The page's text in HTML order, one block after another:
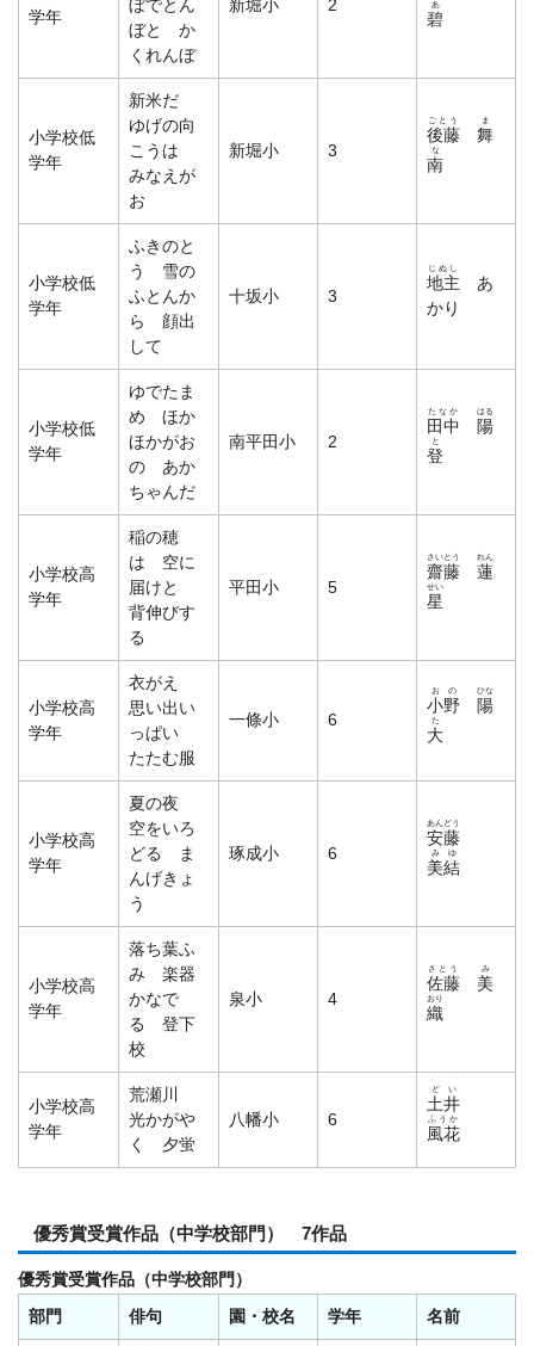
学年
ぼでとん
ぼと か
くれんぼ
新堀小 2
碧
あ
小学校低
学年
新米だ
ゆげの向
こうは
みなえが
お
新堀小 3
後藤
ごとう
舞
ま
南
な
小学校低
学年
ふきのと
う 雪の
ふとんか
ら 顔出
して
十坂小 3
地主
じぬし
あ
かり
小学校低
学年
ゆでたま
め ほか
ほかがお
の あか
ちゃんだ
南平田小 2
田中
たなか
陽
はる
登
と
小学校高
学年
稲の穂
は 空に
届けと
背伸びす
る
平田小 5
齋藤
さいとう
蓮
れん
星
せい
小学校高
学年
衣がえ
思い出い
っぱい
たたむ服
一條小 6
小野
おの
陽
ひな
大
た
小学校高
学年
夏の夜
空をいろ
どる ま
んげきょ
う
琢成小 6
安藤
あんどう
美結
みゆ
小学校高
学年
落ち葉ふ
み 楽器
かなで
る 登下
校
泉小 4
佐藤
さとう
美
み
織
おり
小学校高
学年
荒瀬川
光かがや
く 夕蛍
八幡小 6
土井
どい
風花
ふうか
優秀賞受賞作品（中学校部門） 7作品
優秀賞受賞作品（中学校部門）
部門
俳句 園・校名 学年 名前